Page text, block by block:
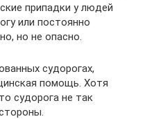
припадки у людей
или постоянно
но не опасно.
судорогах,
помощь. Хотя
судорога не так